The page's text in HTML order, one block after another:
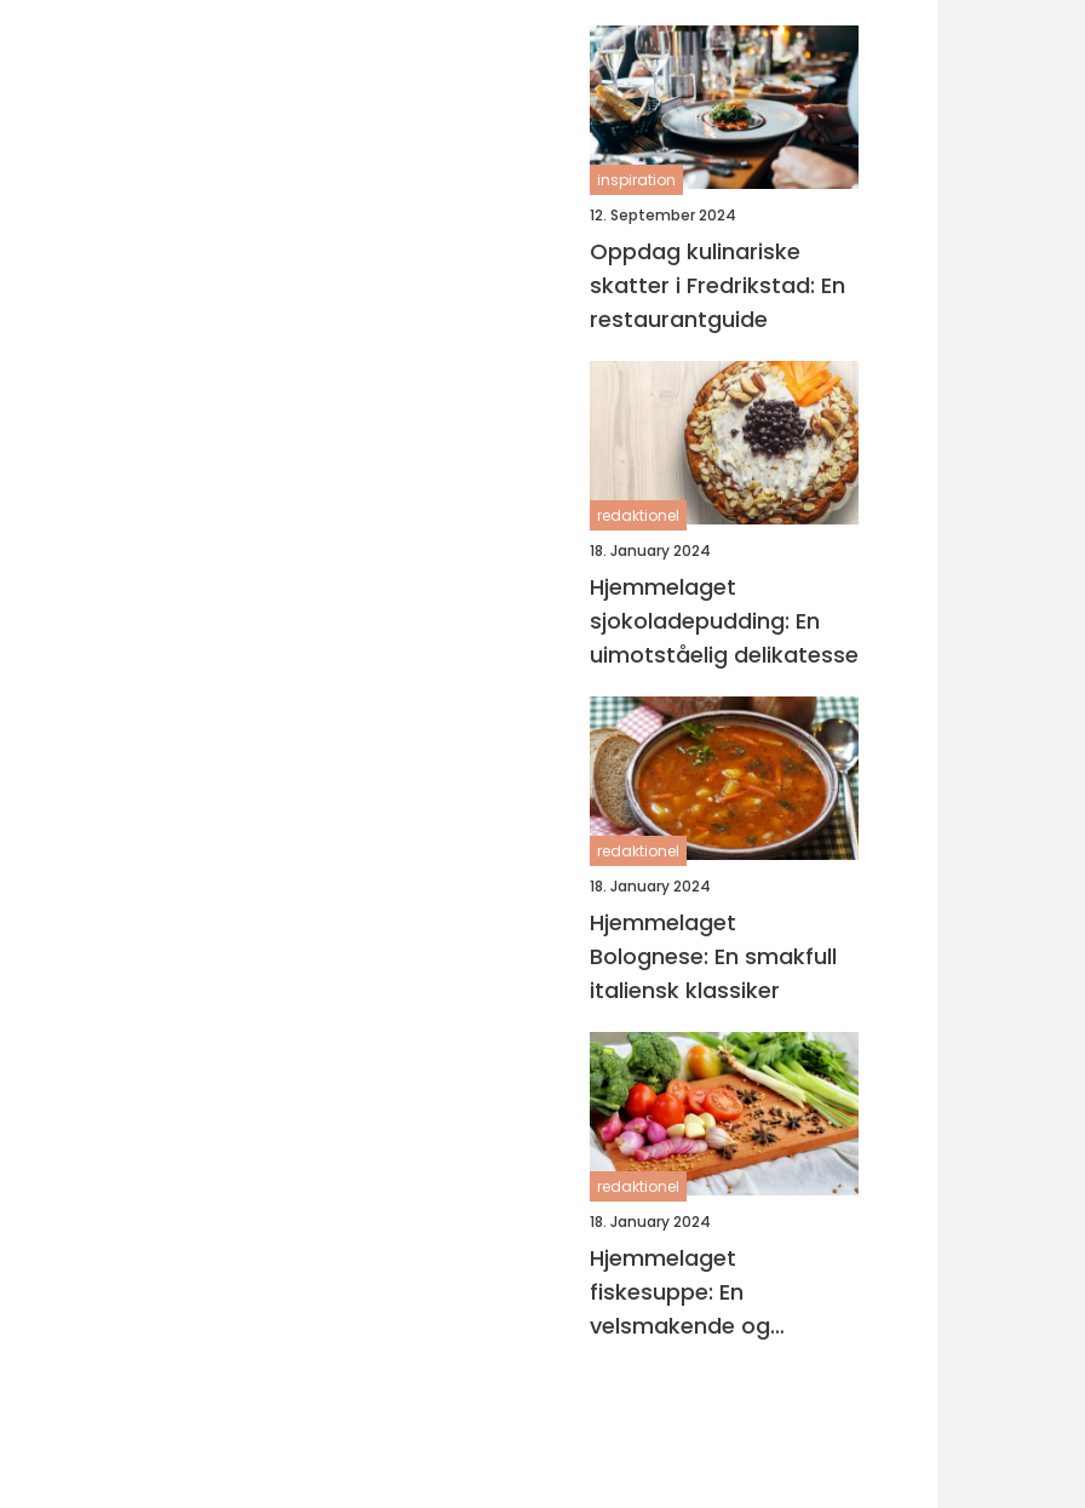
inspiration
12. September 2024
Oppdag kulinariske
skatter i Fredrikstad: En
restaurantguide
redaktionel
18. January 2024
Hjemmelaget
sjokoladepudding: En
uimotståelig delikatesse
redaktionel
18. January 2024
Hjemmelaget
Bolognese: En smakfull
italiensk klassiker
redaktionel
18. January 2024
Hjemmelaget
fiskesuppe: En
velsmakende og